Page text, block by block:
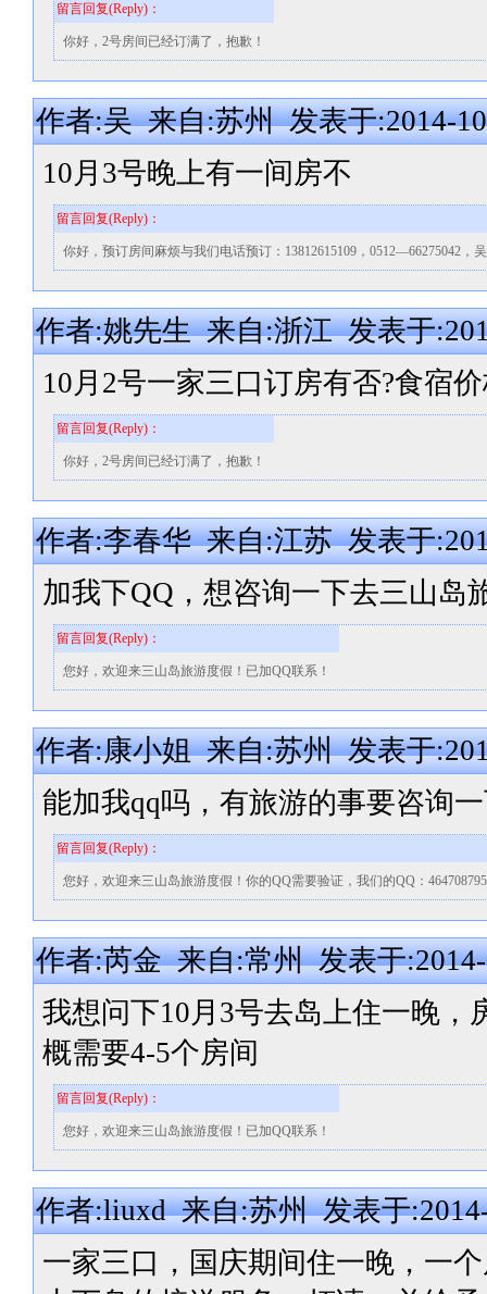
留言回复(Reply)：
你好，2号房间已经订满了，抱歉！
作者:吴 来自:苏州 发表于:2014-
10月3号晚上有一间房不
留言回复(Reply)：
你好，预订房间麻烦与我们电话预订：13812615109，0512—66275042，
作者:姚先生 来自:浙江 发表于
10月2号一家三口订房有否?食宿
留言回复(Reply)：
你好，2号房间已经订满了，抱歉！
作者:李春华 来自:江苏 发表于
加我下QQ，想咨询一下去三山岛
留言回复(Reply)：
您好，欢迎来三山岛旅游度假！已加QQ联系！
作者:康小姐 来自:苏州 发表于
能加我qq吗，有旅游的事要咨询
留言回复(Reply)：
您好，欢迎来三山岛旅游度假！你的QQ需要验证，我们的QQ：
作者:芮金 来自:常州 发表于
我想问下10月3号去岛上住一晚
概需要4-5个房间
留言回复(Reply)：
您好，欢迎来三山岛旅游度假！已加QQ联系！
作者:liuxd 来自:苏州 发表于
一家三口，国庆期间住一晚，一